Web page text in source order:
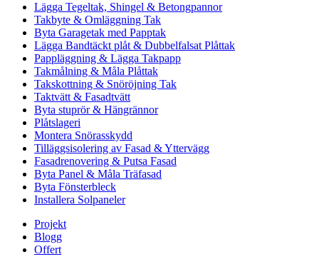
Lägga Tegeltak, Shingel & Betongpannor
Takbyte & Omläggning Tak
Byta Garagetak med Papptak
Lägga Bandtäckt plåt & Dubbelfalsat Plåttak
Pappläggning & Lägga Takpapp
Takmålning & Måla Plåttak
Takskottning & Snöröjning Tak
Taktvätt & Fasadtvätt
Byta stuprör & Hängrännor
Plåtslageri
Montera Snörasskydd
Tilläggsisolering av Fasad & Yttervägg
Fasadrenovering & Putsa Fasad
Byta Panel & Måla Träfasad
Byta Fönsterbleck
Installera Solpaneler
Projekt
Blogg
Offert